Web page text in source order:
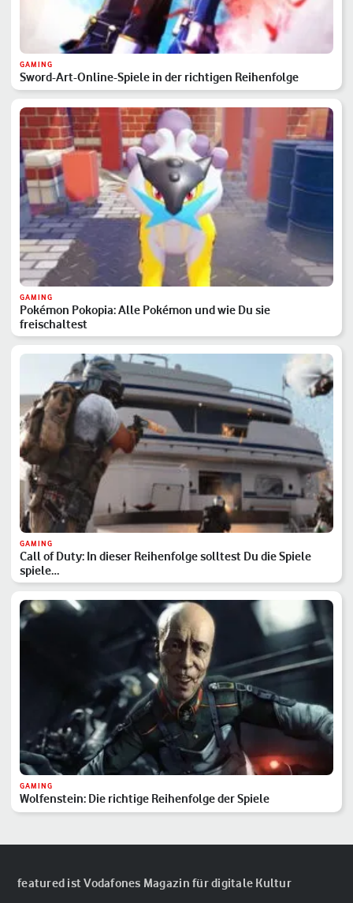
GAMING
Sword-Art-Online-Spiele in der richtigen Reihenfolge
GAMING
Pokémon Pokopia: Alle Pokémon und wie Du sie
freischaltest
GAMING
Call of Duty: In dieser Reihenfolge solltest Du die Spiele
spiele…
GAMING
Wolfenstein: Die richtige Reihenfolge der Spiele
featured ist Vodafones Magazin für digitale Kultur